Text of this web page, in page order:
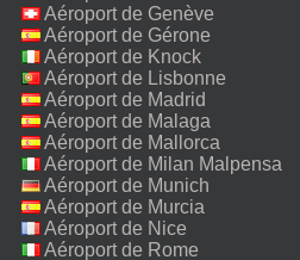
Aéroport de Genève
Aéroport de Gérone
Aéroport de Knock
Aéroport de Lisbonne
Aéroport de Madrid
Aéroport de Malaga
Aéroport de Mallorca
Aéroport de Milan Malpensa
Aéroport de Munich
Aéroport de Murcia
Aéroport de Nice
Aéroport de Rome